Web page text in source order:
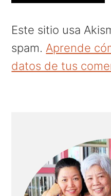
Este sitio usa
spam.Aprende
datos de tus